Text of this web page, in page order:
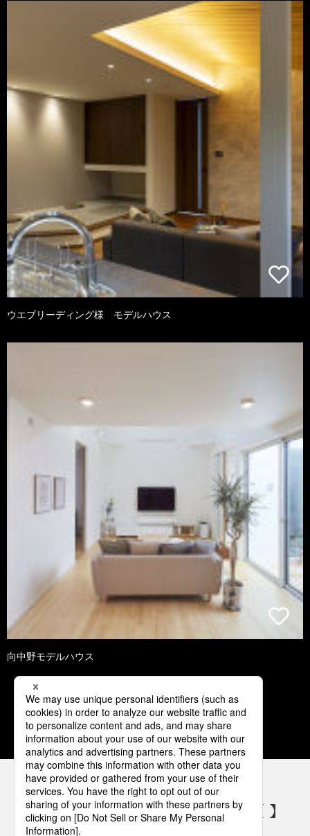
ウエブリーディング様 モデルハウス
向中野モデルハウス
1 2 3 4 5
パナソニックの電気設備 SNSアカウント